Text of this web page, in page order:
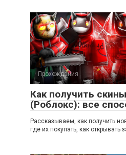
Прохождения
Как получить
(Роблокс): все
Рассказываем, как получить
где их покупать, как открывать